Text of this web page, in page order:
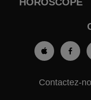
HOROSCOPE
Contactez-